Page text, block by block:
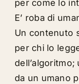
per come lo
E’ roba di
Un contenuto
per chi lo
da un umano